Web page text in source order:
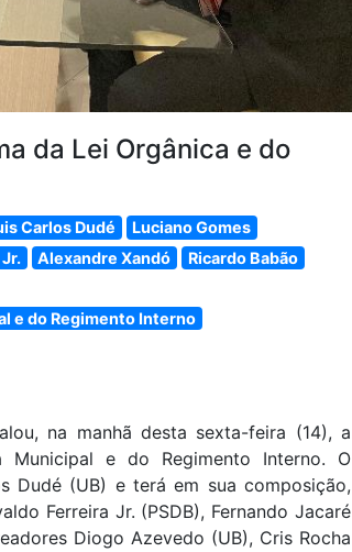
da Lei Orgânica e do
Carlos Dudé
Luciano Gomes
Alexandre Xandó
Ricardo Babão
e do Regimento Interno
na manhã desta sexta-feira (14), a
Municipal e do Regimento Interno. O
Dudé (UB) e terá em sua composição,
Ferreira Jr. (PSDB), Fernando Jacaré
Diogo Azevedo (UB), Cris Rocha